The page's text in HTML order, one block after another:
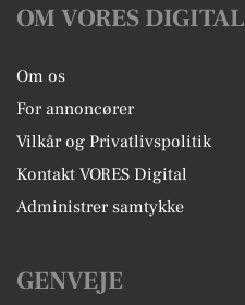
OM VORES DIGITAL
Om os
For annoncører
Vilkår og Privatlivspolitik
Kontakt VORES Digital
Administrer samtykke
GENVEJE